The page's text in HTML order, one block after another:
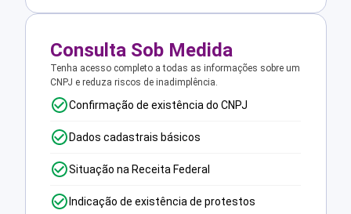
Consulta Sob Medida
Tenha acesso completo a todas as informações sobre um
CNPJ e reduza riscos de inadimplência.
Confirmação de existência do CNPJ
Dados cadastrais básicos
Situação na Receita Federal
Indicação de existência de protestos